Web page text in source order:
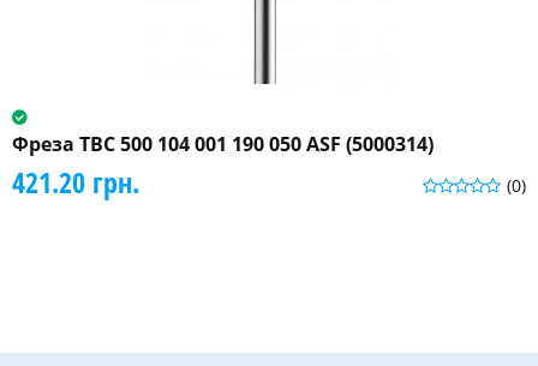
Фреза ТВС 500 104 001 190 050 ASF (5000314)
(0)
421.20 грн.